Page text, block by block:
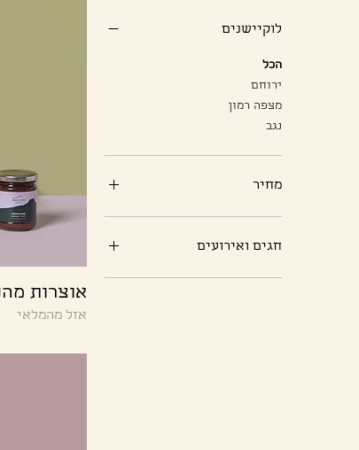
לוקיישנים
הכל
ירוחם
מצפה רמון
נגב
מחיר
חגים ואירועים
אוצרות
אזל מהמלאי